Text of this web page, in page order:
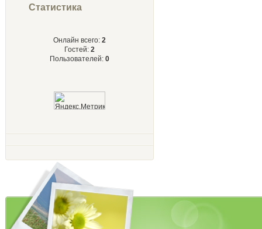
Статистика
Онлайн всего: 2
Гостей: 2
Пользователей: 0